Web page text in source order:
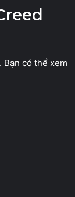
Bạn có thể xem